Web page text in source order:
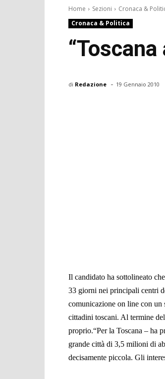
Home Sezioni Cronaca &
Cronaca & Politica
di Redazione - 19 Gennaio 2010
Il candidato ha sottolineato
33 giorni nei principali centri
comunicazione on line con un
cittadini toscani. Al termine
proprio.“Per la Toscana – ha
grande città di 3,5 milioni di
decisamente piccola. Gli